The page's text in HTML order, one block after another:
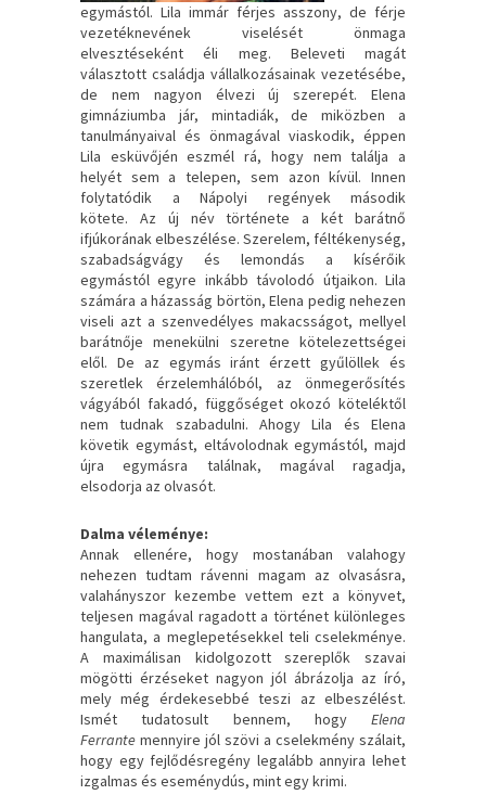
egymástól. Lila immár férjes asszony, de férje
vezetéknevének viselését önmaga
elvesztéseként éli meg. Beleveti magát
választott családja vállalkozásainak vezetésébe,
de nem nagyon élvezi új szerepét. Elena
gimnáziumba jár, mintadiák, de miközben a
tanulmányaival és önmagával viaskodik, éppen
Lila esküvőjén eszmél rá, hogy nem találja a
helyét sem a telepen, sem azon kívül. Innen
folytatódik a Nápolyi regények második
kötete. Az új név története a két barátnő
ifjúkorának elbeszélése. Szerelem, féltékenység,
szabadságvágy és lemondás a kísérőik
egymástól egyre inkább távolodó útjaikon. Lila
számára a házasság börtön, Elena pedig nehezen
viseli azt a szenvedélyes makacsságot, mellyel
barátnője menekülni szeretne kötelezettségei
elől. De az egymás iránt érzett gyűlöllek és
szeretlek érzelemhálóból, az önmegerősítés
vágyából fakadó, függőséget okozó köteléktől
nem tudnak szabadulni. Ahogy Lila és Elena
követik egymást, eltávolodnak egymástól, majd
újra egymásra találnak, magával ragadja,
elsodorja az olvasót.
Dalma véleménye:
Annak ellenére, hogy mostanában valahogy
nehezen tudtam rávenni magam az olvasásra,
valahányszor kezembe vettem ezt a könyvet,
teljesen magával ragadott a történet különleges
hangulata, a meglepetésekkel teli cselekménye.
A maximálisan kidolgozott szereplők szavai
mögötti érzéseket nagyon jól ábrázolja az író,
mely még érdekesebbé teszi az elbeszélést.
Ismét tudatosult bennem, hogy Elena
Ferrante mennyire jól szövi a cselekmény szálait,
hogy egy fejlődésregény legalább annyira lehet
izgalmas és eseménydús, mint egy krimi.